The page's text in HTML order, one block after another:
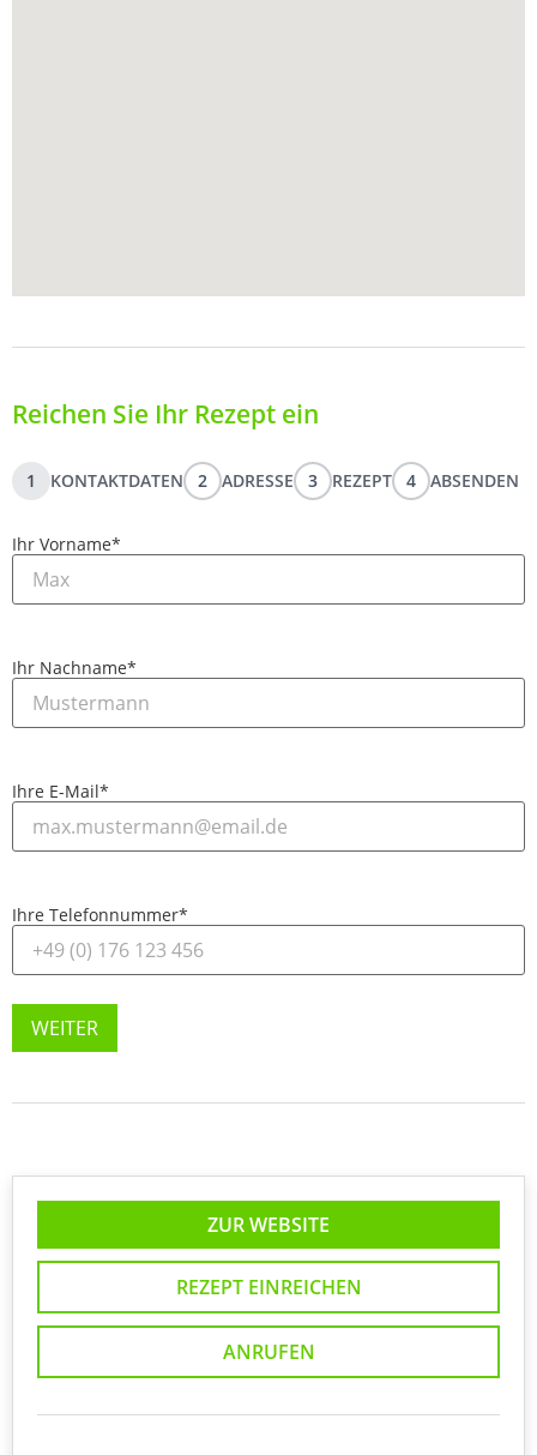
Reichen Sie Ihr Rezept ein
1 KONTAKTDATEN 2 ADRESSE 3 REZEPT 4 ABSENDEN
Ihr Vorname*
Ihr Nachname*
Ihre E-Mail*
Ihre Telefonnummer*
WEITER
ZUR WEBSITE
REZEPT EINREICHEN
ANRUFEN